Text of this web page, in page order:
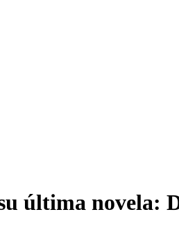
última novela: